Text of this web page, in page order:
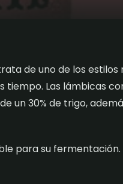
de uno de los estilos
Las lámbicas
un 30% de trigo,
para su fermentación.